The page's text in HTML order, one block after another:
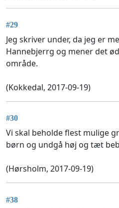
#29
Jeg skriver under, da jeg er
Hannebjerrg og mener det
område.
(Kokkedal, 2017-09-19)
#30
Vi skal beholde flest mulige
børn og undgå høj og tæt
(Hørsholm, 2017-09-19)
#38